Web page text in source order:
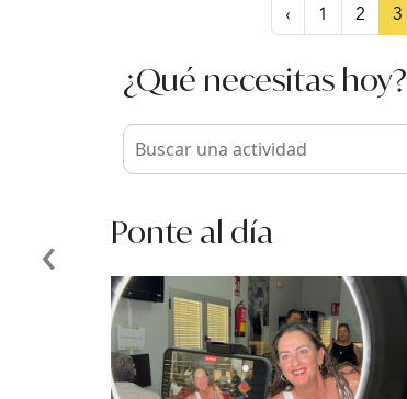
‹ 1 2 3
¿Qué necesitas hoy?
Ponte al día
‹